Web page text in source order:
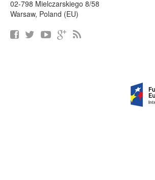
02-798 Mielczarskiego 8/58
Warsaw, Poland (EU)